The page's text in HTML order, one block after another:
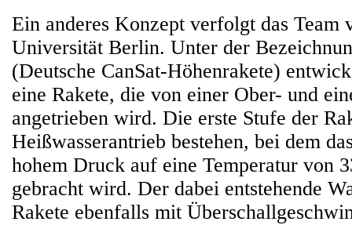
Ein anderes Konzept verfolgt das Team
Universität Berlin. Unter der
(Deutsche CanSat-Höhenrakete)
eine Rakete, die von einer Ober- und
angetrieben wird. Die erste Stufe der
Heißwasserantrieb bestehen, bei dem
hohem Druck auf eine Temperatur von
gebracht wird. Der dabei entstehende
Rakete ebenfalls mit